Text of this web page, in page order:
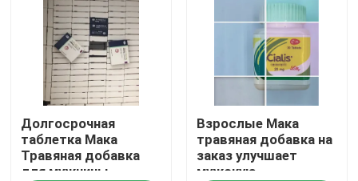
Дополнение Maca травяное
Дополнения женщин травяные
Дополнение груди травяное
Травяные капсулы для увеличения веса
Долгосрочная
таблетка Мака
Травяная добавка
для мужчины
Взрослые Мака
травяная добавка на
заказ улучшает
мужскую